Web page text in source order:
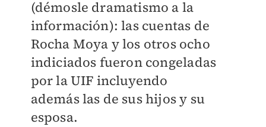
(démosle dramatismo a la
información): las cuentas de
Rocha Moya y los otros ocho
indiciados fueron congeladas
por la UIF incluyendo
además las de sus hijos y su
esposa.